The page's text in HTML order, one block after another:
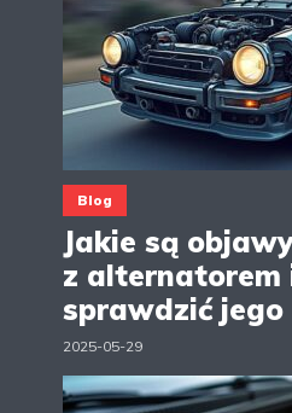
Blog
Jakie są
z alternatorem
sprawdzić jego
2025-05-29